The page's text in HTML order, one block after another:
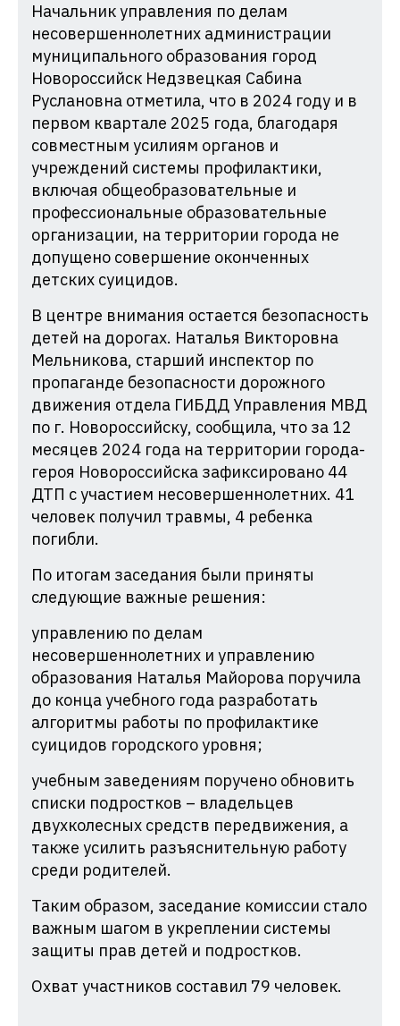
Начальник управления по делам
несовершеннолетних администрации
муниципального образования город
Новороссийск Недзвецкая Сабина
Руслановна отметила, что в 2024 году и в
первом квартале 2025 года, благодаря
совместным усилиям органов и
учреждений системы профилактики,
включая общеобразовательные и
профессиональные образовательные
организации, на территории города не
допущено совершение оконченных
детских суицидов.
В центре внимания остается безопасность
детей на дорогах. Наталья Викторовна
Мельникова, старший инспектор по
пропаганде безопасности дорожного
движения отдела ГИБДД Управления МВД
по г. Новороссийску, сообщила, что за 12
месяцев 2024 года на территории города-
героя Новороссийска зафиксировано 44
ДТП с участием несовершеннолетних. 41
человек получил травмы, 4 ребенка
погибли.
По итогам заседания были приняты
следующие важные решения:
управлению по делам
несовершеннолетних и управлению
образования Наталья Майорова поручила
до конца учебного года разработать
алгоритмы работы по профилактике
суицидов городского уровня;
учебным заведениям поручено обновить
списки подростков – владельцев
двухколесных средств передвижения, а
также усилить разъяснительную работу
среди родителей.
Таким образом, заседание комиссии стало
важным шагом в укреплении системы
защиты прав детей и подростков.
Охват участников составил 79 человек.